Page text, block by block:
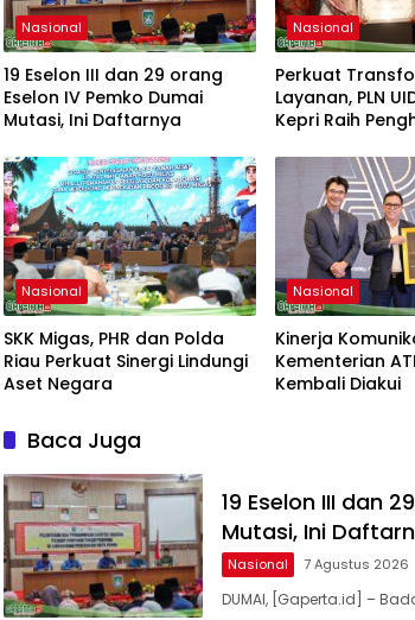
Nasional
19 Eselon III dan 29 orang
Eselon IV Pemko Dumai
Mutasi, Ini Daftarnya
Nasional
Perkuat
Layanan, PLN
Kepri Raih
Champion 2026
Nasional
SKK Migas, PHR dan Polda
Riau Perkuat Sinergi Lindungi
Aset Negara
Nasional
Kinerja
Kementerian
Kembali Diakui
Baca Juga
19 Eselon III dan
Mutasi, Ini
Nasional 7 Agustus 2026
DUMAI, [Gaperta.id] –